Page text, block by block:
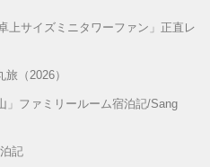
上サイズミニタワーファン」正直レ
（2026）
」ファミリールーム宿泊記/Sang
記